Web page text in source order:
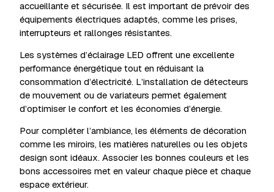
accueillante et sécurisée. Il est important de prévoir des
équipements électriques adaptés, comme les prises,
interrupteurs et rallonges résistantes.
Les systèmes d’éclairage LED offrent une excellente
performance énergétique tout en réduisant la
consommation d’électricité. L’installation de détecteurs
de mouvement ou de variateurs permet également
d’optimiser le confort et les économies d’énergie.
Pour compléter l’ambiance, les éléments de décoration
comme les miroirs, les matières naturelles ou les objets
design sont idéaux. Associer les bonnes couleurs et les
bons accessoires met en valeur chaque pièce et chaque
espace extérieur.